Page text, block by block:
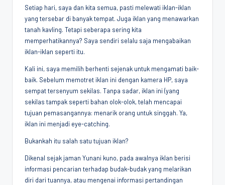
Setiap hari, saya dan kita semua, pasti melewati iklan-iklan
yang tersebar di banyak tempat. Juga iklan yang menawarkan
tanah kavling. Tetapi seberapa sering kita
memperhatikannya? Saya sendiri selalu saja mengabaikan
iklan-iklan seperti itu.
Kali ini, saya memilih berhenti sejenak untuk mengamati baik-
baik. Sebelum memotret iklan ini dengan kamera HP, saya
sempat tersenyum sekilas. Tanpa sadar, iklan ini (yang
sekilas tampak seperti bahan olok-olok, telah mencapai
tujuan pemasangannya: menarik orang untuk singgah. Ya,
iklan ini menjadi eye-catching.
Bukankah itu salah satu tujuan iklan?
Dikenal sejak jaman Yunani kuno, pada awalnya iklan berisi
informasi pencarian terhadap budak-budak yang melarikan
diri dari tuannya, atau mengenai informasi pertandingan